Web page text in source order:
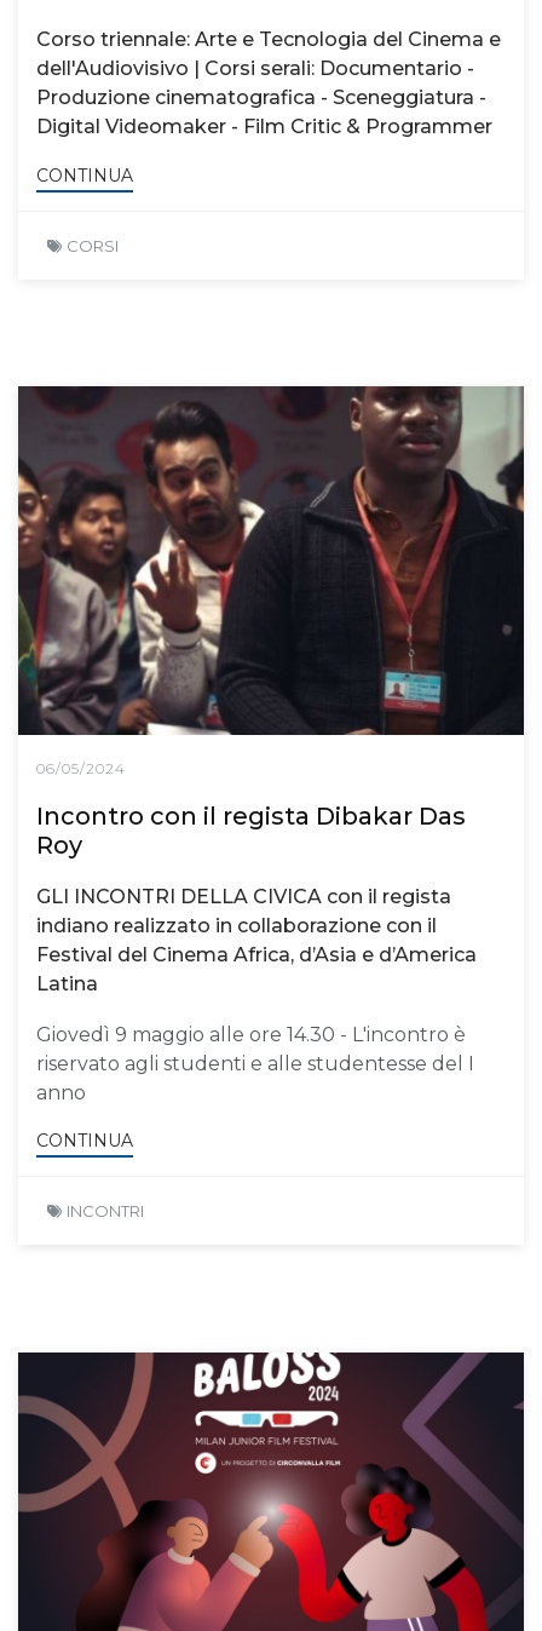
Corso triennale: Arte e Tecnologia del Cinema e
dell'Audiovisivo | Corsi serali: Documentario -
Produzione cinematografica - Sceneggiatura -
Digital Videomaker - Film Critic & Programmer
CONTINUA
CORSI
06/05/2024
Incontro con il regista Dibakar Das
Roy
GLI INCONTRI DELLA CIVICA con il regista
indiano realizzato in collaborazione con il
Festival del Cinema Africa, d’Asia e d’America
Latina
Giovedì 9 maggio alle ore 14.30 - L'incontro è
riservato agli studenti e alle studentesse del I
anno
CONTINUA
INCONTRI